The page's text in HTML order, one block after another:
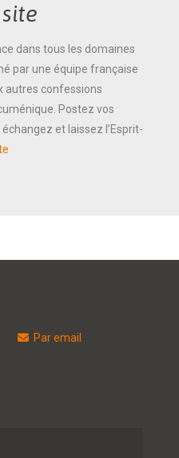
dans tous les domaines
par une équipe française
autres confessions
Postez vos
et laissez l’Esprit-
Par email